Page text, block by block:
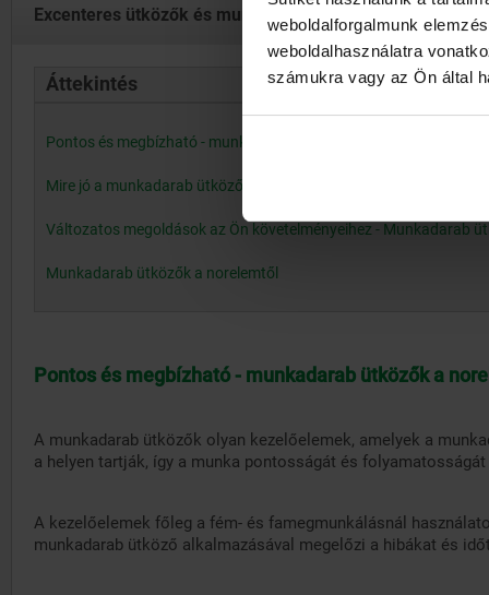
weboldalforgalmunk
weboldalhasználatra
számukra vagy az Ön által
Excenteres ütközők és munkadarab ütközők
Áttekintés
Pontos és megbízható - munkadarab ütközők a norelemtől
Mire jó a munkadarab ütköző?
Változatos megoldások az Ön követelményeihez - Munkadarab
Munkadarab ütközők a norelemtől
Pontos és megbízható - munkadarab ütközők a
A munkadarab ütközők olyan kezelőelemek, amelyek a
a helyen tartják, így a munka pontosságát és
A kezelőelemek főleg a fém- és famegmunkálásnál
munkadarab ütköző alkalmazásával megelőzi a hibákat és